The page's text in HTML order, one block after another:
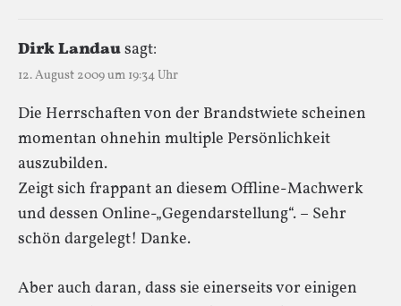
Dirk Landausagt:
12. August 2009 um 19:34 Uhr
Die Herrschaften von der Brandstwiete scheinen
momentan ohnehin multiple Persönlichkeit
auszubilden.
Zeigt sich frappant an diesem Offline-Machwerk
und dessen Online-„Gegendarstellung“. – Sehr
schön dargelegt! Danke.
Aber auch daran, dass sie einerseits vor einigen